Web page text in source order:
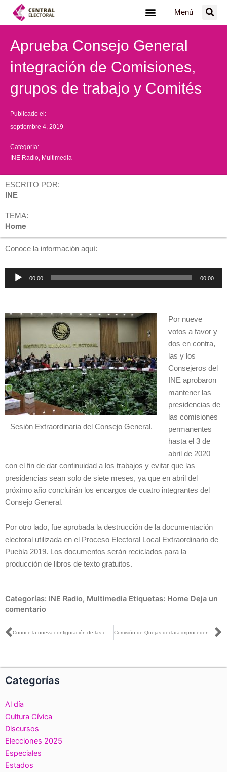
Menú
Aprueba Consejo General
integración de Comisiones,
grupos de trabajo y Comités
Publicado el:
septiembre 4, 2019
Categoría:
INE Radio Multimedia
ESCRITO POR:
INE
TEMA:
Home
Conoce la información aquí:
Reproductor
00:00 00:00
Sesión Extraordinaria del Consejo General.
Por nueve
votos a favor y
dos en contra,
las y los
Consejeros del
INE aprobaron
mantener las
presidencias de
las comisiones
permanentes
hasta el 3 de
abril de 2020
con el fin de dar continuidad a los trabajos y evitar que las
presidencias sean solo de siete meses, ya que en abril del
próximo año concluirán los encargos de cuatro integrantes del
Consejo General.
Por otro lado, fue aprobada la destrucción de la documentación
electoral utilizada en el Proceso Electoral Local Extraordinario de
Puebla 2019. Los documentos serán reciclados para la
producción de libros de texto gratuitos.
Categorías: INE Radio, Multimedia Etiquetas: Home Deja un
comentario
Ant
Categorías
Al día
Cultura Cívica
Discursos
Elecciones 2025
Especiales
Estados